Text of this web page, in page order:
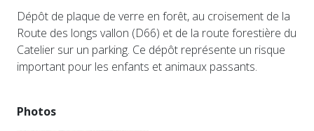
Dépôt de plaque de verre en forêt, au croisement de la
Route des longs vallon (D66) et de la route forestière du
Catelier sur un parking. Ce dépôt représente un risque
important pour les enfants et animaux passants.
Photos